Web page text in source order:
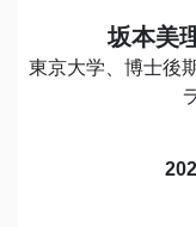
坂本美
東京大学、博士後